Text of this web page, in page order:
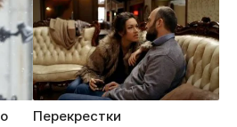
Перекрестки